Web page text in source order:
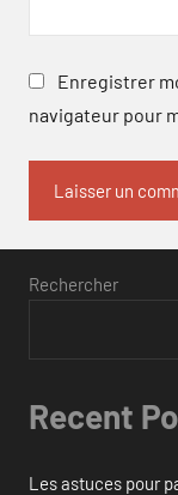
Enregistrer
navigateur pour
Rechercher
Recent
Les astuces pour